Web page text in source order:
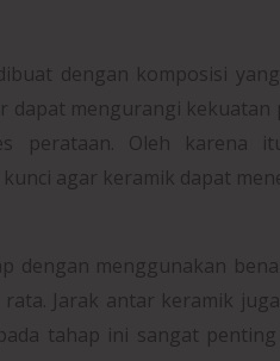
dengan komposisi
dapat mengurangi
perataan. Oleh karena
agar keramik dapat
dengan menggunakan
Jarak antar keramik
tahap ini sangat